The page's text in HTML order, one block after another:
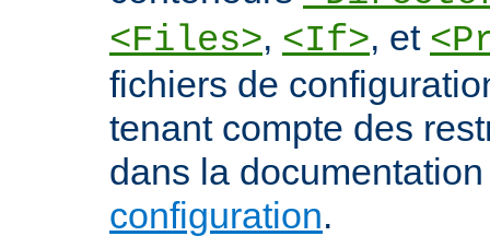
<Files>, <If>, et
fichiers de
tenant compte des
dans la
configuration.